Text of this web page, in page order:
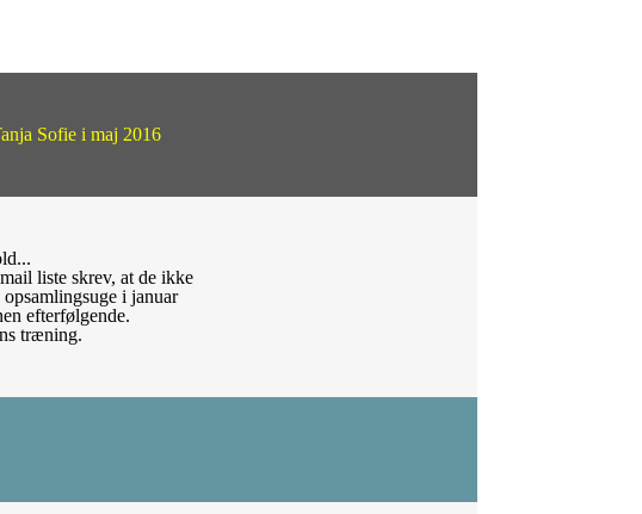
Sofie i maj 2016
liste skrev, at de ikke
i januar
efterfølgende.
træning.